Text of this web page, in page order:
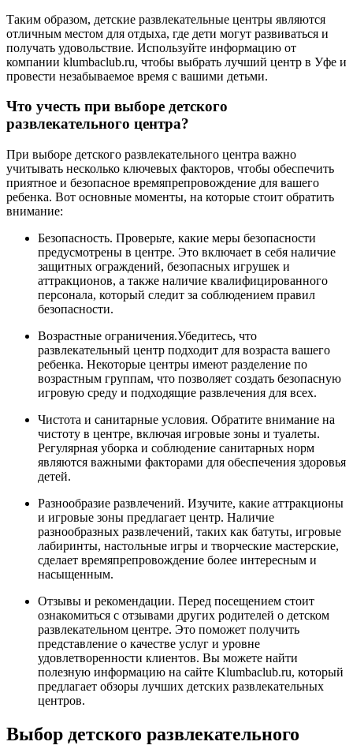
Таким образом, детские развлекательные центры являются
отличным местом для отдыха, где дети могут развиваться и
получать удовольствие. Используйте информацию от
компании klumbaclub.ru, чтобы выбрать лучший центр в Уфе и
провести незабываемое время с вашими детьми.
Что учесть при выборе детского
развлекательного центра?
При выборе детского развлекательного центра важно
учитывать несколько ключевых факторов, чтобы обеспечить
приятное и безопасное времяпрепровождение для вашего
ребенка. Вот основные моменты, на которые стоит обратить
внимание:
Безопасность. Проверьте, какие меры безопасности
предусмотрены в центре. Это включает в себя наличие
защитных ограждений, безопасных игрушек и
аттракционов, а также наличие квалифицированного
персонала, который следит за соблюдением правил
безопасности.
Возрастные ограничения.Убедитесь, что
развлекательный центр подходит для возраста вашего
ребенка. Некоторые центры имеют разделение по
возрастным группам, что позволяет создать безопасную
игровую среду и подходящие развлечения для всех.
Чистота и санитарные условия. Обратите внимание на
чистоту в центре, включая игровые зоны и туалеты.
Регулярная уборка и соблюдение санитарных норм
являются важными факторами для обеспечения здоровья
детей.
Разнообразие развлечений. Изучите, какие аттракционы
и игровые зоны предлагает центр. Наличие
разнообразных развлечений, таких как батуты, игровые
лабиринты, настольные игры и творческие мастерские,
сделает времяпрепровождение более интересным и
насыщенным.
Отзывы и рекомендации. Перед посещением стоит
ознакомиться с отзывами других родителей о детском
развлекательном центре. Это поможет получить
представление о качестве услуг и уровне
удовлетворенности клиентов. Вы можете найти
полезную информацию на сайте Klumbaclub.ru, который
предлагает обзоры лучших детских развлекательных
центров.
Выбор детского развлекательного